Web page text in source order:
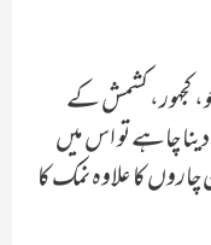
کجهور، کشمش کے
دینا چاہے تو اس میں
کا علاوہ نمک کا